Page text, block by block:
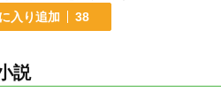
入り追加 38
説